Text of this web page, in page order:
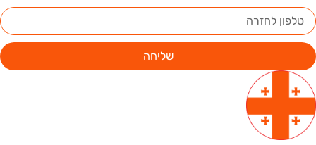
שליחה